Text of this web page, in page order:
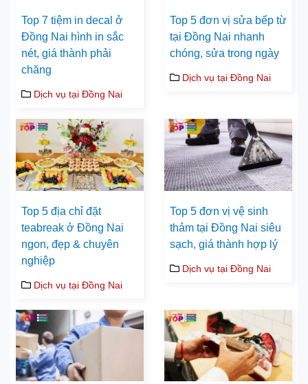
Top 7 tiệm in decal ở
Đồng Nai hình in sắc
nét, giá thành phải
chăng
Dịch vụ tại Đồng Nai
Top 5 đơn vị sửa bếp từ
tại Đồng Nai nhanh
chóng, sửa trong ngày
Dịch vụ tại Đồng Nai
Top 5 địa chỉ đặt
teabreak ở Đồng Nai
ngon, đẹp & chuyên
nghiệp
Dịch vụ tại Đồng Nai
Top 5 đơn vị vệ sinh
thảm tại Đồng Nai siêu
sạch, giá thành hợp lý
Dịch vụ tại Đồng Nai